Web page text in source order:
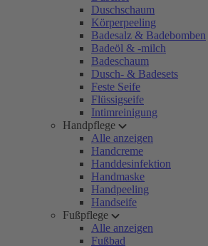
Duschschaum
Körperpeeling
Badesalz & Badebomben
Badeöl & -milch
Badeschaum
Dusch- & Badesets
Feste Seife
Flüssigseife
Intimreinigung
Handpflege
Alle anzeigen
Handcreme
Handdesinfektion
Handmaske
Handpeeling
Handseife
Fußpflege
Alle anzeigen
Fußbad